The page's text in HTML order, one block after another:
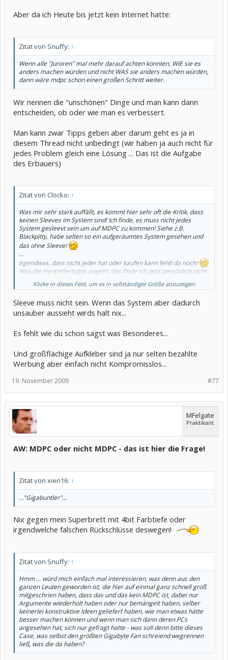
Aber da ich Heute bis jetzt kein Internet hatte:
Zitat von Snuffy: ↑
Wenn alle "Juroren" mal mehr darauf achten könnten, WIE sie es
anders machen würden und nicht WAS sie anders machen würden,
dann wäre mdpc schon einen großen Schritt weiter.
Wir nennen die "unschönen" Dinge und man kann dann
entscheiden, ob oder wie man es verbessert.
Man kann zwar Tipps geben aber darum geht es ja in
diesem Thread nicht unbedingt (wir haben ja auch nicht für
jedes Problem gleich eine Lösung ... Das ist die Aufgabe
des Erbauers)
Zitat von Clocko: ↑
Was mir sehr stark auffällt, es kommt hier sehr oft die Kritik, dass
keinen Sleeves im System sind! Ich finde, es muss nicht jedes
System gesleevt sein um auf MDPC zu kommen! Siehe z.B.
Blackpitty, habe selten so ein aufgeräumtes System gesehen und
das ohne Sleeve!
...
Irgendwas, dass nicht jeder hat oder kaufen kann fehlt da noch!
Was die Herstellerlogos angeht, das finde ich jetzt persönlich nicht
so schlimm!
Das System kann auch bestimmt mit vorhandenen
Netzteilaufkleber gut in Szene gesetzt werden!
Klicke in dieses Feld, um es in vollständiger Größe anzuzeigen.
Sleeve muss nicht sein. Wenn das System aber dadurch
unsauber aussieht wirds halt nix...
Es fehlt wie du schon sagst was Besonderes...
Und großflächige Aufkleber sind ja nur selten bezahlte
Werbung aber einfach nicht Kompromisslos...
#77
19. November 2009
MFelgate
Praktikant
AW: MDPC oder nicht MDPC - das ist hier die Frage!
Zitat von xien16: ↑
..."Gigabuntler"...
Nix gegen mein Superbrett mit 4bit Farbtiefe oder
irgendwelche falschen Rückschlüsse deswegen!
Zitat von Snuffy: ↑
Hmm ... würd mich einfach mal interessieren, was denn aus den
ganzen Leuten geworden ist, die hier auf einmal ganz schnell groß
mitgeschrien haben, dass das und das kein MDPC ist, dabei nur
Argumente wiederholt haben oder nur bemängelt haben, selber
keinerlei konstruktive Ideen geliefert haben, wie man etwas hätte
besser machen können und wenn man sich dann deren PCs
angesehen hat, sich nur gefragt hatte - was soll denn bitte dieses
Case, was selbst den größten Gigabyte Fan schreiend wegrennen
ließ, was die da haben?